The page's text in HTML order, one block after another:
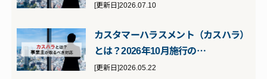
[更新日]2026.07.10
カスタマーハラスメント（カスハラ）
とは？2026年10月施行の…
[更新日]2026.05.22